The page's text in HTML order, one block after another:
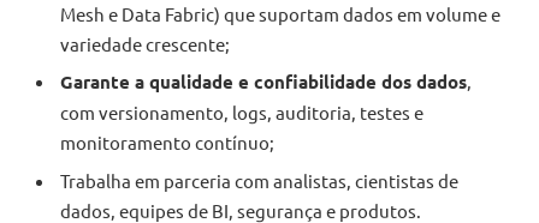
Mesh e Data Fabric) que suportam dados em volume e
variedade crescente;
Garante a qualidade e confiabilidade dos dados,
com versionamento, logs, auditoria, testes e
monitoramento contínuo;
Trabalha em parceria com analistas, cientistas de
dados, equipes de BI, segurança e produtos.